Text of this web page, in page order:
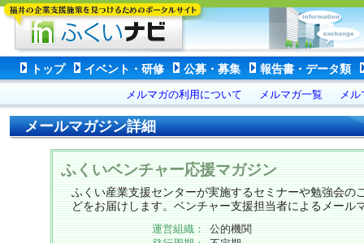
トップ イベント・研修 公募・募集 報告書・データ類
メルマガの利用について メルマガ一覧 メ
メールマガジン詳細
ふくいベンチャー応援マガジン
ふくい産業支援センターが実施するセミナーや勉強会の
どをお届けします。ベンチャー支援担当者によるメール
運営組織： 公的機関